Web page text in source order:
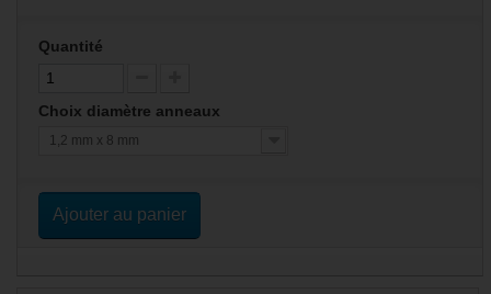
Quantité
Choix diamètre anneaux
1,2 mm x 8 mm
Ajouter au panier